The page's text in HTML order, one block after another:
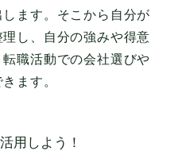
ます。そこから自分が
し、自分の強みや得意
職活動での会社選びや
ます。
用しよう！